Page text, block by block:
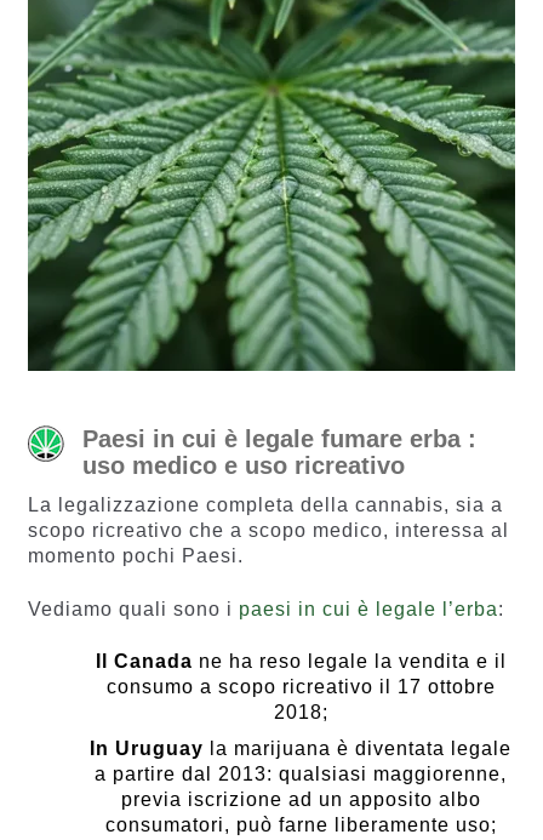
Paesi in cui è legale fumare erba :
uso medico e uso ricreativo
La legalizzazione completa della cannabis, sia a
scopo ricreativo che a scopo medico, interessa al
momento pochi Paesi.
Vediamo quali sono i paesi in cui è legale l’erba:
Il Canada ne ha reso legale la vendita e il
consumo a scopo ricreativo il 17 ottobre
2018;
In Uruguay la marijuana è diventata legale
a partire dal 2013: qualsiasi maggiorenne,
previa iscrizione ad un apposito albo
consumatori, può farne liberamente uso;